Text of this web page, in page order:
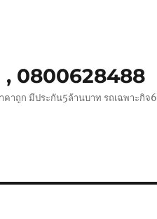
, 0800628488
คาถูก มีประกัน5ล้านบาท รถเฉพาะกิจ